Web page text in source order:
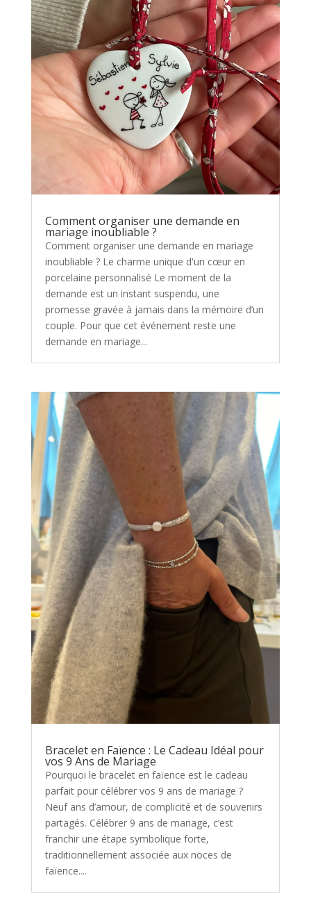
Comment organiser une demande en
mariage inoubliable ?
Comment organiser une demande en mariage
inoubliable ? Le charme unique d'un cœur en
porcelaine personnalisé Le moment de la
demande est un instant suspendu, une
promesse gravée à jamais dans la mémoire d’un
couple. Pour que cet événement reste une
demande en mariage...
Bracelet en Faïence : Le Cadeau Idéal pour
vos 9 Ans de Mariage
Pourquoi le bracelet en faïence est le cadeau
parfait pour célébrer vos 9 ans de mariage ?
Neuf ans d’amour, de complicité et de souvenirs
partagés. Célébrer 9 ans de mariage, c’est
franchir une étape symbolique forte,
traditionnellement associée aux noces de
faïence....